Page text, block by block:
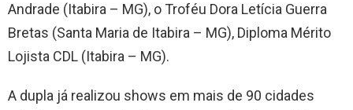
Andrade (Itabira – MG), o Troféu Dora Letícia Guerra
Bretas (Santa Maria de Itabira – MG), Diploma Mérito
Lojista CDL (Itabira – MG).
A dupla já realizou shows em mais de 90 cidades